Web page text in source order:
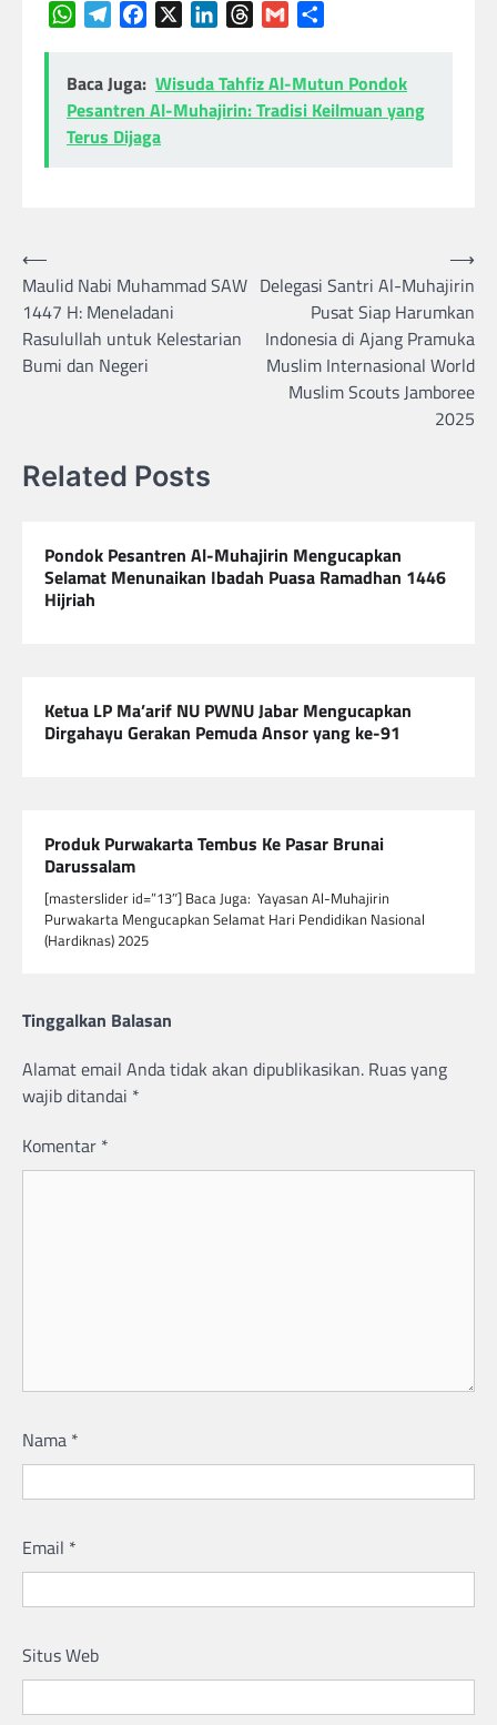
WhatsAppTelegramFacebook LinkedInThreads
Gmail
Baca Juga: Wisuda Tahfiz Al-Mutun Pondok
Pesantren Al-Muhajirin: Tradisi Keilmuan yang
Terus Dijaga
Navigasi
pos
⟵
Maulid Nabi Muhammad SAW
1447 H: Meneladani
Rasulullah untuk Kelestarian
Bumi dan Negeri
Delegasi Santri Al-Muhajirin
Pusat Siap Harumkan
Indonesia di Ajang Pramuka
Muslim Internasional World
Muslim Scouts Jamboree
2025
⟶
Related Posts
Pondok Pesantren Al-Muhajirin Mengucapkan
Selamat Menunaikan Ibadah Puasa Ramadhan 1446
Hijriah
Ketua LP Ma’arif NU PWNU Jabar Mengucapkan
Dirgahayu Gerakan Pemuda Ansor yang ke-91
Produk Purwakarta Tembus Ke Pasar Brunai
Darussalam
[masterslider id=”13″] Baca Juga: Yayasan Al-Muhajirin
Purwakarta Mengucapkan Selamat Hari Pendidikan Nasional
(Hardiknas) 2025
Tinggalkan Balasan
Alamat email Anda tidak akan dipublikasikan. Ruas yang
wajib ditandai *
Komentar *
Nama *
Email *
Situs Web